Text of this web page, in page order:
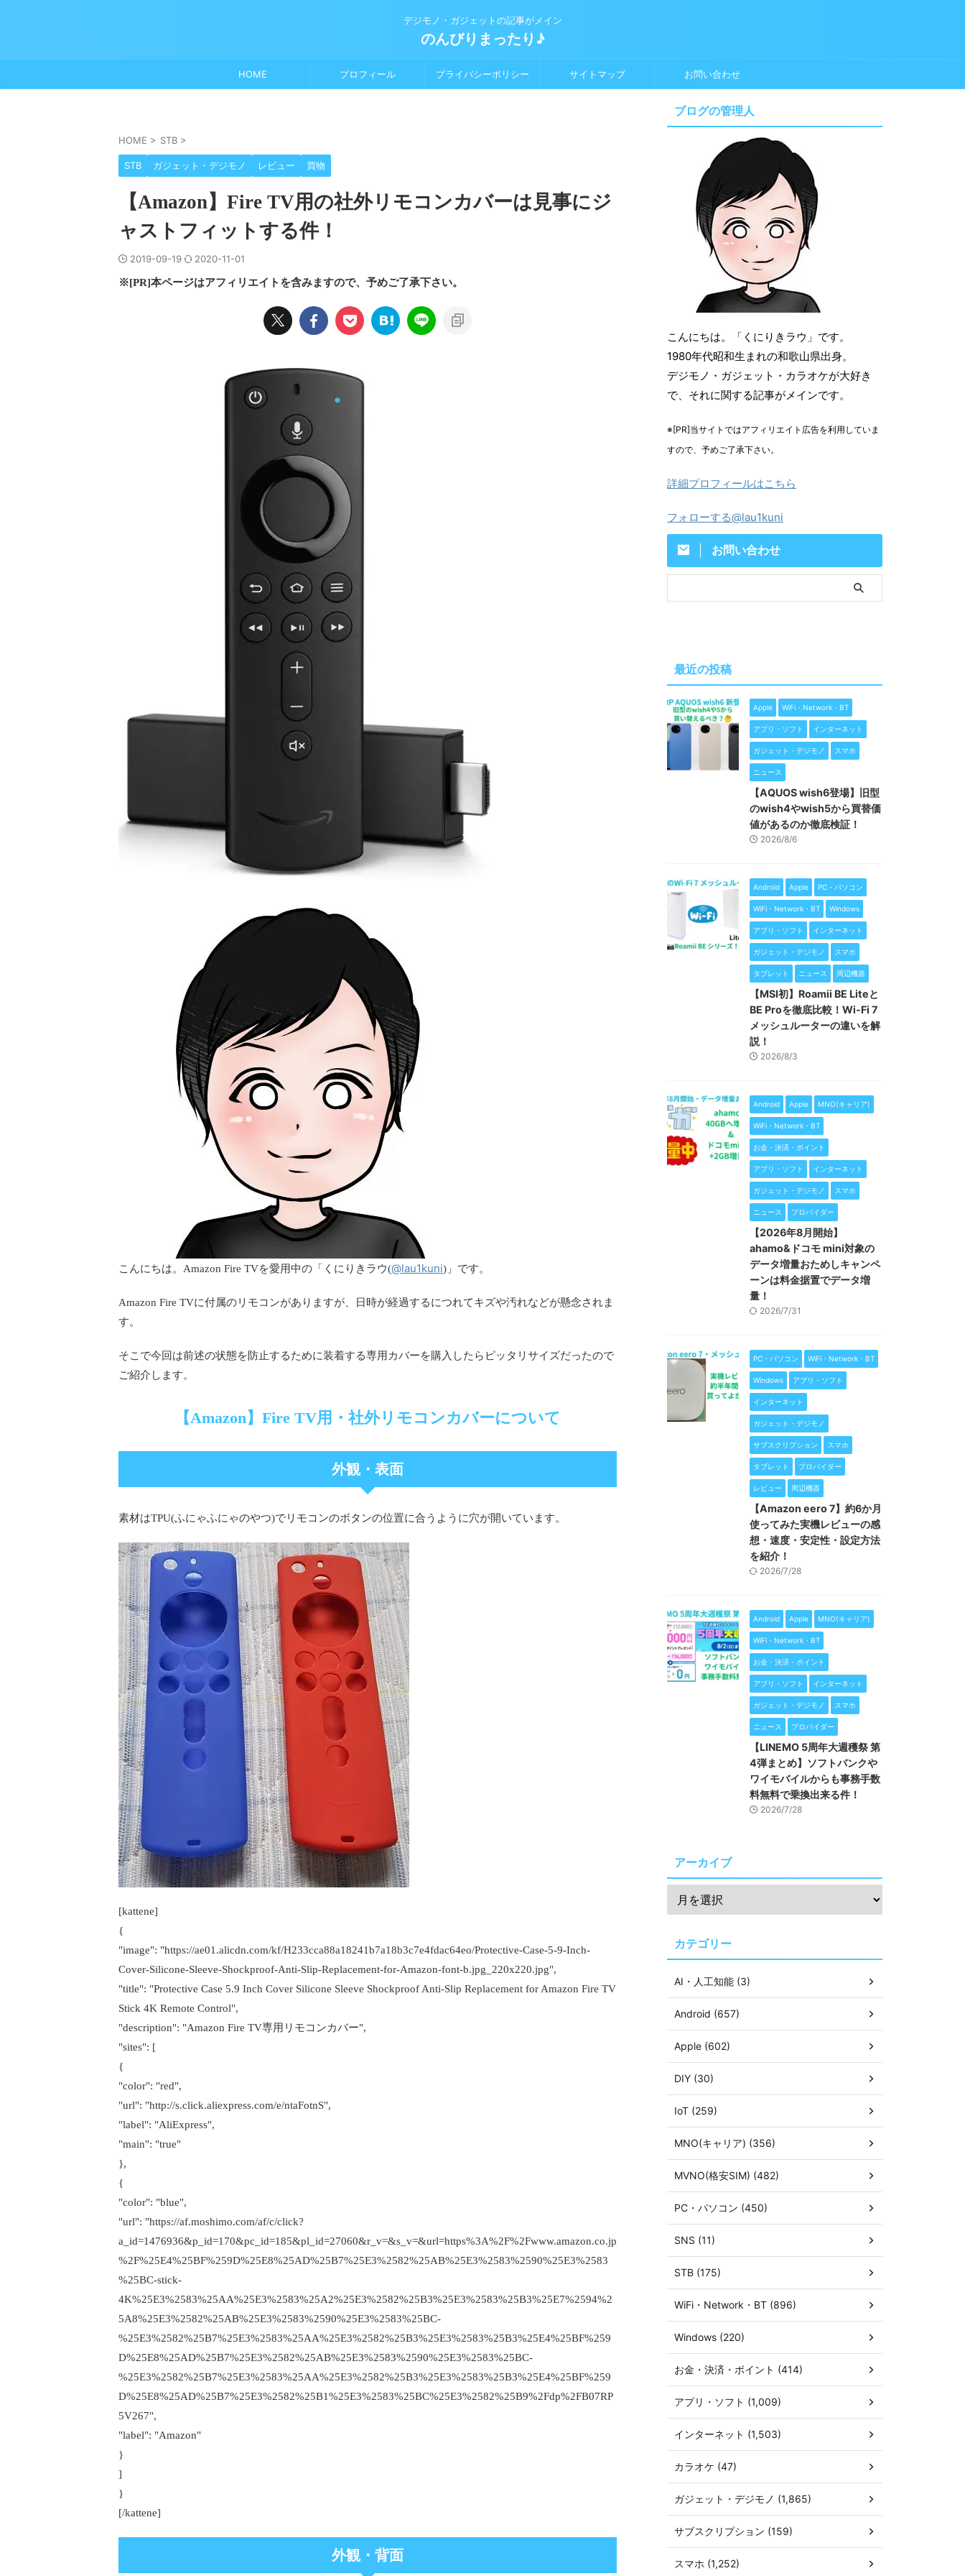
デジモノ・ガジェットの記事がメイン
のんびりまったり♪
HOME プロフィール プライバシーポリシー サイトマップ お問い合わせ
HOME > STB >
STB ガジェット・デジモノ レビュー 買物
【Amazon】Fire TV用の社外リモコンカバーは見事にジ
ャストフィットする件！
2019-09-19 2020-11-01
※[PR]本ページはアフィリエイトを含みますので、予めご了承下さい。
こんにちは。Amazon Fire TVを愛用中の「くにりきラウ(@lau1kuni)」です。
Amazon Fire TVに付属のリモコンがありますが、日時が経過するにつれてキズや汚れなどが懸念されま
す。
そこで今回は前述の状態を防止するために装着する専用カバーを購入したらピッタリサイズだったので
ご紹介します。
【Amazon】Fire TV用・社外リモコンカバーについて
外観・表面
素材はTPU(ふにゃふにゃのやつ)でリモコンのボタンの位置に合うように穴が開いています。
[kattene]
{
"image": "https://ae01.alicdn.com/kf/H233cca88a18241b7a18b3c7e4fdac64eo/Protective-Case-5-9-Inch-
Cover-Silicone-Sleeve-Shockproof-Anti-Slip-Replacement-for-Amazon-font-b.jpg_220x220.jpg",
"title": "Protective Case 5.9 Inch Cover Silicone Sleeve Shockproof Anti-Slip Replacement for Amazon Fire TV
Stick 4K Remote Control",
"description": "Amazon Fire TV専用リモコンカバー",
"sites": [
{
"color": "red",
"url": "http://s.click.aliexpress.com/e/ntaFotnS",
"label": "AliExpress",
"main": "true"
},
{
"color": "blue",
"url": "https://af.moshimo.com/af/c/click?
a_id=1476936&p_id=170&pc_id=185&pl_id=27060&r_v=&s_v=&url=https%3A%2F%2Fwww.amazon.co.jp
%2F%25E4%25BF%259D%25E8%25AD%25B7%25E3%2582%25AB%25E3%2583%2590%25E3%2583
%25BC-stick-
4K%25E3%2583%25AA%25E3%2583%25A2%25E3%2582%25B3%25E3%2583%25B3%25E7%2594%2
5A8%25E3%2582%25AB%25E3%2583%2590%25E3%2583%25BC-
%25E3%2582%25B7%25E3%2583%25AA%25E3%2582%25B3%25E3%2583%25B3%25E4%25BF%259
D%25E8%25AD%25B7%25E3%2582%25AB%25E3%2583%2590%25E3%2583%25BC-
%25E3%2582%25B7%25E3%2583%25AA%25E3%2582%25B3%25E3%2583%25B3%25E4%25BF%259
D%25E8%25AD%25B7%25E3%2582%25B1%25E3%2583%25BC%25E3%2582%25B9%2Fdp%2FB07RP
5V267",
"label": "Amazon"
}
]
}
[/kattene]
外観・背面
ブログの管理人
こんにちは。「くにりきラウ」です。
1980年代昭和生まれの和歌山県出身。
デジモノ・ガジェット・カラオケが大好き
で、それに関する記事がメインです。
※[PR]当サイトではアフィリエイト広告を利用していま
すので、予めご了承下さい。
詳細プロフィールはこちら
フォローする@lau1kuni
お問い合わせ
最近の投稿
Apple WiFi・Network・BT
アプリ・ソフト インターネット
ガジェット・デジモノ スマホ
ニュース
【AQUOS wish6登場】旧型
のwish4やwish5から買替価
値があるのか徹底検証！
2026/8/6
Android Apple PC・パソコン
WiFi・Network・BT Windows
アプリ・ソフト インターネット
ガジェット・デジモノ スマホ
タブレット ニュース 周辺機器
【MSI初】Roamii BE Liteと
BE Proを徹底比較！Wi-Fi 7
メッシュルーターの違いを解
説！
2026/8/3
Android Apple MNO(キャリア)
WiFi・Network・BT
お金・決済・ポイント
アプリ・ソフト インターネット
ガジェット・デジモノ スマホ
ニュース プロバイダー
【2026年8月開始】
ahamo&ドコモ mini対象の
データ増量おためしキャンペ
ーンは料金据置でデータ増
量！
2026/7/31
PC・パソコン WiFi・Network・BT
Windows アプリ・ソフト
インターネット
ガジェット・デジモノ
サブスクリプション スマホ
タブレット プロバイダー
レビュー 周辺機器
【Amazon eero 7】約6か月
使ってみた実機レビューの感
想・速度・安定性・設定方法
を紹介！
2026/7/28
Android Apple MNO(キャリア)
WiFi・Network・BT
お金・決済・ポイント
アプリ・ソフト インターネット
ガジェット・デジモノ スマホ
ニュース プロバイダー
【LINEMO 5周年大週穫祭 第
4弾まとめ】ソフトバンクや
ワイモバイルからも事務手数
料無料で乗換出来る件！
2026/7/28
アーカイブ
カテゴリー
AI・人工知能 (3)
Android (657)
Apple (602)
DIY (30)
IoT (259)
MNO(キャリア) (356)
MVNO(格安SIM) (482)
PC・パソコン (450)
SNS (11)
STB (175)
WiFi・Network・BT (896)
Windows (220)
お金・決済・ポイント (414)
アプリ・ソフト (1,009)
インターネット (1,503)
カラオケ (47)
ガジェット・デジモノ (1,865)
サブスクリプション (159)
スマホ (1,252)